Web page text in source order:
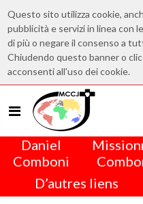
Questo sito utilizza cookie,
pubblicità e servizi in linea con
di più o negare il consenso a
Chiudendo questo banner o
acconsenti all'uso dei cookie.
Daniel
Comboni
D’autres liens